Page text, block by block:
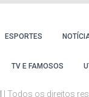
ESPORTES
TV E FAMOSOS
| Todos os direitos